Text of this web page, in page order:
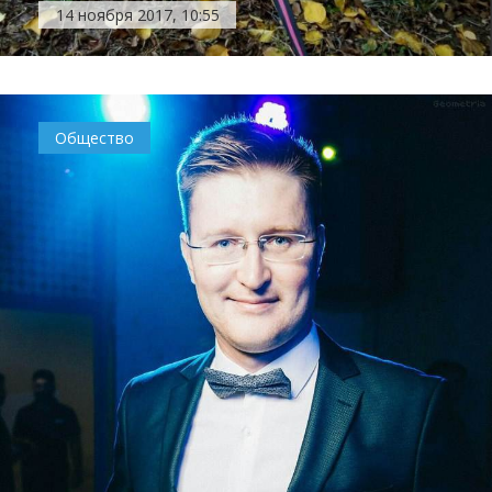
14 ноября 2017, 10:55
Общество